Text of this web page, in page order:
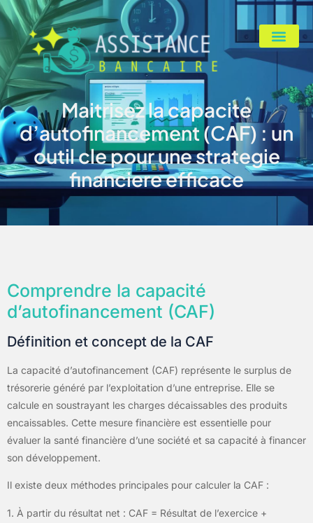
Maitrisez la capacite
d’autofinancement (CAF) : un
outil cle pour une strategie
financiere efficace
Comprendre la capacité
d’autofinancement (CAF)
Définition et concept de la CAF
La capacité d’autofinancement (CAF) représente le surplus de
trésorerie généré par l’exploitation d’une entreprise. Elle se
calcule en soustrayant les charges décaissables des produits
encaissables. Cette mesure financière est essentielle pour
évaluer la santé financière d’une société et sa capacité à financer
son développement.
Il existe deux méthodes principales pour calculer la CAF :
1. À partir du résultat net : CAF = Résultat de l’exercice +